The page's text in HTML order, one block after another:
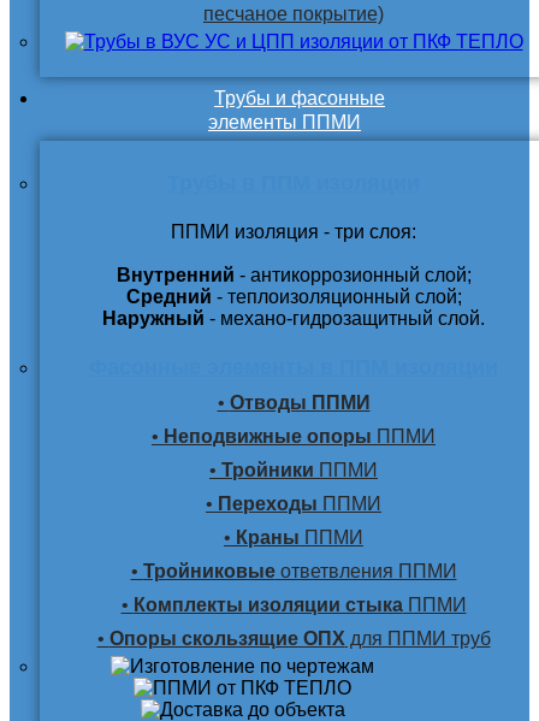
песчаное покрытие)
Трубы и фасонные
элементы ППМИ
ППМИ изоляция - три слоя:
Внутренний - антикоррозионный слой;
Средний - теплоизоляционный слой;
Наружный - механо-гидрозащитный слой.
• Отводы ППМИ
• Неподвижные опоры ППМИ
• Тройники ППМИ
• Переходы ППМИ
• Краны ППМИ
• Тройниковыеответвления ППМИ
• Комплекты изоляции стыкаППМИ
• Опоры скользящие ОПХ для ППМИ труб